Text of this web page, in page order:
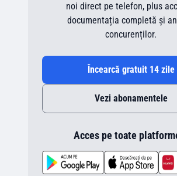
noi direct pe telefon, plus
documentația completă și
concurenților.
Încearcă gratuit 14 zile
Vezi abonamentele
Acces pe toate